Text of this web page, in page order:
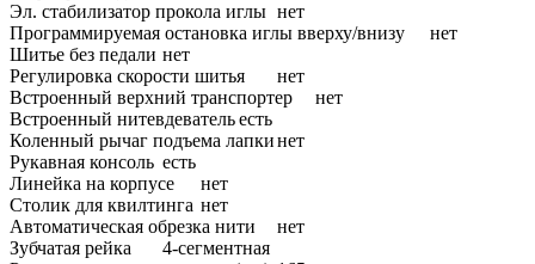
Эл. стабилизатор прокола иглы нет
Программируемая остановка иглы вверху/внизу
нет
Шитье без педали нет
Регулировка скорости шитья
нет
Встроенный верхний транспортер
нет
Встроенный нитевдевательесть
Коленный рычаг подъема лапкинет
Рукавная консоль есть
Линейка на корпусе
нет
Столик для квилтинга нет
Автоматическая обрезка нити
нет
Зубчатая рейка
4-сегментная